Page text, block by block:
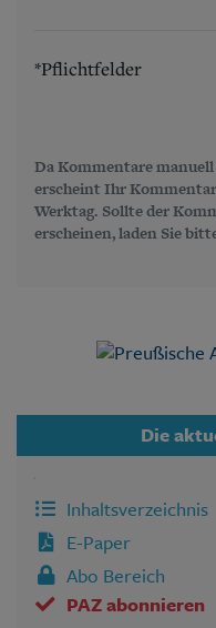
*Pflichtfelder
Da Kommentare
erscheint Ihr
Werktag. Sollte der
erscheinen, laden Sie
Die
Inhaltsverzeichnis
E-Paper
Abo Bereich
PAZ abonnieren